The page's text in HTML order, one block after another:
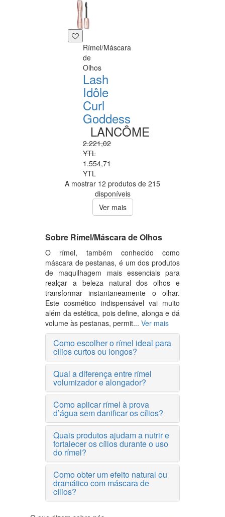
Rímel/Máscara
de
Olhos
Lash
Idôle
Curl
Goddess
LANCÔME
2.221,02
YTL
1.554,71
YTL
A mostrar 12 produtos de 215
disponíveis
Ver mais
Sobre Rímel/Máscara de Olhos
O rímel, também conhecido como
máscara de pestanas, é um dos produtos
de maquilhagem mais essenciais para
realçar a beleza natural dos olhos e
transformar instantaneamente o olhar.
Este cosmético indispensável vai muito
além da estética, pois define, alonga e dá
volume às pestanas, permit... Ver mais
Como escolher o rímel ideal para
cílios curtos ou longos?
Qual a diferença entre rímel
volumizador e alongador?
Como aplicar rímel à prova
d’água sem danificar os cílios?
Quais produtos ajudam a nutrir e
fortalecer os cílios durante o uso
do rímel?
Como obter um efeito natural ou
dramático com máscara de
cílios?